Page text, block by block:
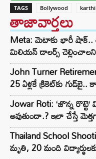
TAGS Bollywood
తాజావార్తలు
Meta: మెటాకు భారీ షాక్..
మిలియన్ డాలర్స్
John Turner
25 ఏళ్లకే క్రికెట్‌కు
Jowar Roti: ‘జొన్న
అవుతుందా.? ఇలా చేస్తే
Thailand School
మృతి, 20 మంది